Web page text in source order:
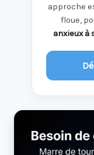
approche
floue,
anxieux à